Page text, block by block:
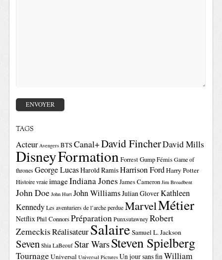
TAGS
Acteur Avengers BTSCanal+David FincherDavid Mills
DisneyFormation Forrest GumpFémis Game of
thrones George LucasHarold RamisHarrison FordHarry Potter
Histoire vraie imageIndiana Jones James Cameron Jim Broadbent
John Doe John Hurt John WilliamsJulian GloverKathleen
Kennedy Les aventuriers de l’arche perdue MarvelMétier
Netflix Phil ConnorsPréparation Punxsutawney Robert
ZemeckisRéalisateurSalaire Samuel L. Jackson
Seven Shia LaBeouf Star WarsSteven Spielberg
TournageUniversal Universal Pictures Un jour sans fin William